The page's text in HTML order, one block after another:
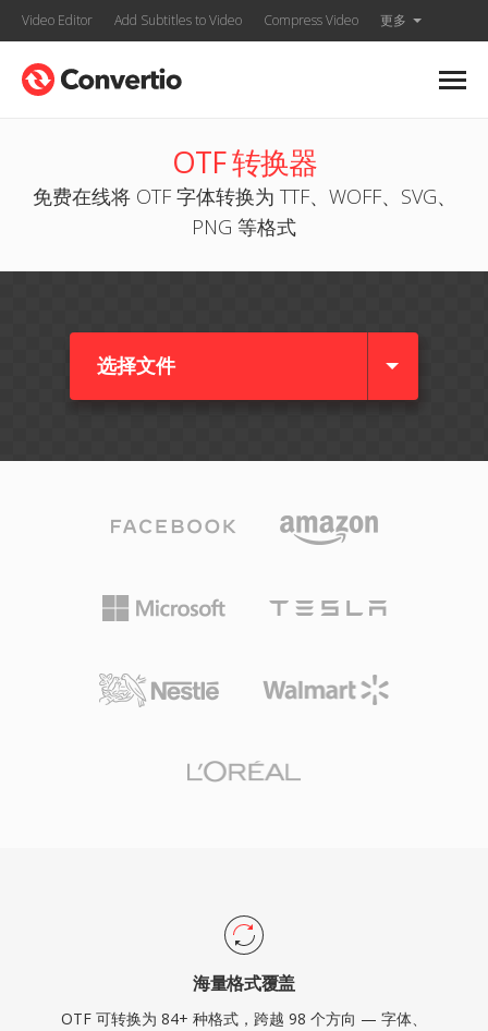
Video Editor Add Subtitles to Video Compress Video 更多
OTF 转换器
免费在线将 OTF 字体转换为 TTF、WOFF、SVG、
PNG 等格式
选择文件
海量格式覆盖
OTF 可转换为 84+ 种格式，跨越 98 个方向 — 字体、